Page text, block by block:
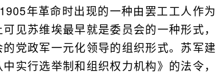
年革命时出现的一种由罢工工人作为
见苏维埃最早就是委员会的一种形式，
党政军一元化领导的组织形式。苏军建
实行选举制和组织权力机构》的法令，